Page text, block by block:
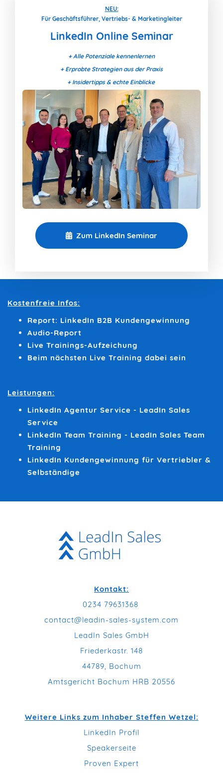
NEU:
Für Geschäftsführer, Vertriebs- & Marketingleiter
LinkedIn Online Seminar
+ Alle Potenziale kennenlernen
+ Erprobte Strategien aus der Praxis
+ Insidertipps & echte Einblicke
Zum LinkedIn Seminar
Kostenfreie Infos:
Report: LinkedIn B2B Kundengewinnung
Audio-Report
Live Trainings-Aufzeichung
Beim nächsten Live Training dabei sein
Leistungen:
LinkedIn Agentur Service - LeadIn Sales
Service
LinkedIn Team Training - LeadIn Sales Team
Training
LinkedIn Kundengewinnung für Vertriebler &
Selbständige
Kontakt:
0234 79631368
contact@leadin-sales-system.com
LeadIn Sales GmbH
Friederkastr. 148
44789, Bochum
Amtsgericht Bochum HRB 20556
Weitere Links zum Inhaber Steffen Wetzel:
LinkedIn Profil
Speakerseite
Proven Expert